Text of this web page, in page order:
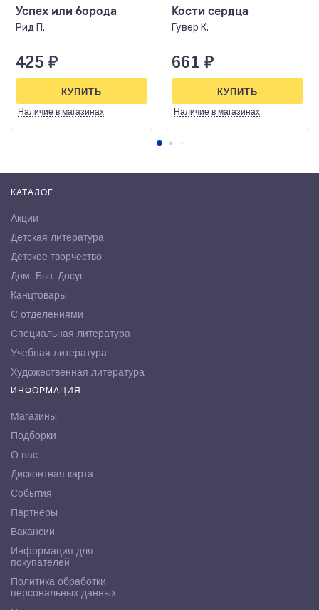
Успех или борода
Рид П.
425 ₽
Наличие в магазинах
КУПИТЬ
Кости сердца
Гувер К.
661 ₽
Наличие в магазинах
КУПИТЬ
КАТАЛОГ
Акции
Детская литература
Детское творчество
Дом. Быт. Досуг.
Канцтовары
С отделениями
Специальная литература
Учебная литература
Художественная литература
ИНФОРМАЦИЯ
Магазины
Подборки
О нас
Дисконтная карта
События
Партнёры
Вакансии
Информация для
покупателей
Политика обработки
персональных данных